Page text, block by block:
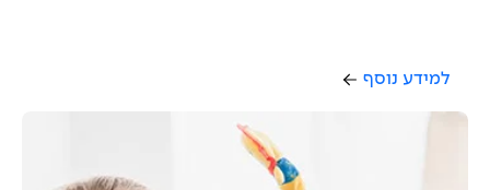
למידע נוסף